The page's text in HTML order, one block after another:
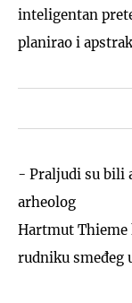
inteligentan
planirao i
- Praljudi su bili
arheolog
Hartmut Thieme
rudniku smeđeg